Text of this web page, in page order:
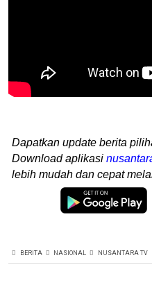
Dapatkan update berita
Download aplikasi
lebih mudah dan cepat
BERITA NASIONAL NUSANTARA TV